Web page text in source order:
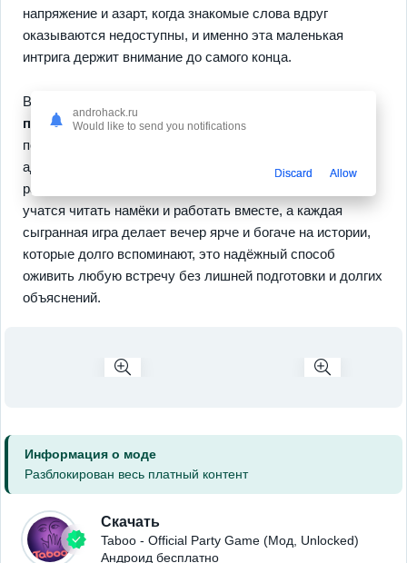
напряжение и азарт, когда знакомые слова вдруг
оказываются недоступны, и именно эта маленькая
интрига держит внимание до самого конца.
В партии вас ждут
подача
, удобные правила для любой компании и
повседневной обстановки, простой старт и быстрая
адаптация новых игроков; прогресс виден в том, как
растёт скорость и точность угадываний, как команды
учатся читать намёки и работать вместе, а каждая
сыгранная игра делает вечер ярче и богаче на истории,
которые долго вспоминают, это надёжный способ
оживить любую встречу без лишней подготовки и долгих
объяснений.
Информация о моде
Разблокирован весь платный контент
Скачать
Taboo - Official Party Game (Мод, Unlocked)
Андроид бесплатно
androhack.ru
Would like to send you notifications
Discard Allow